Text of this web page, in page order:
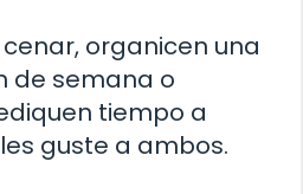
organicen una
de semana o
tiempo a
guste a ambos.